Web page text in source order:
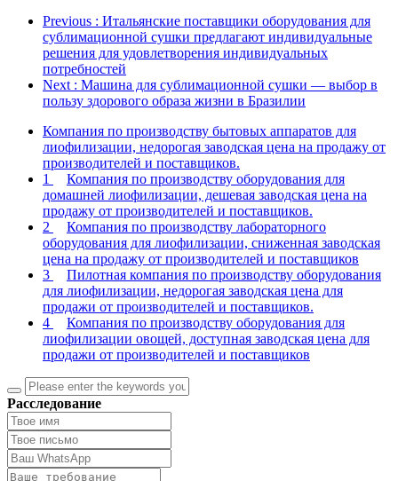
Previous : Итальянские поставщики оборудования для
сублимационной сушки предлагают индивидуальные
решения для удовлетворения индивидуальных
потребностей
Next : Машина для сублимационной сушки — выбор в
пользу здорового образа жизни в Бразилии
Компания по производству бытовых аппаратов для
лиофилизации, недорогая заводская цена на продажу от
производителей и поставщиков.
1
Компания по производству оборудования для
домашней лиофилизации, дешевая заводская цена на
продажу от производителей и поставщиков.
2
Компания по производству лабораторного
оборудования для лиофилизации, сниженная заводская
цена на продажу от производителей и поставщиков
3
Пилотная компания по производству оборудования
для лиофилизации, недорогая заводская цена для
продажи от производителей и поставщиков.
4
Компания по производству оборудования для
лиофилизации овощей, доступная заводская цена для
продажи от производителей и поставщиков
Расследование